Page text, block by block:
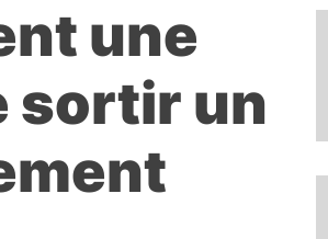
une
sortir un